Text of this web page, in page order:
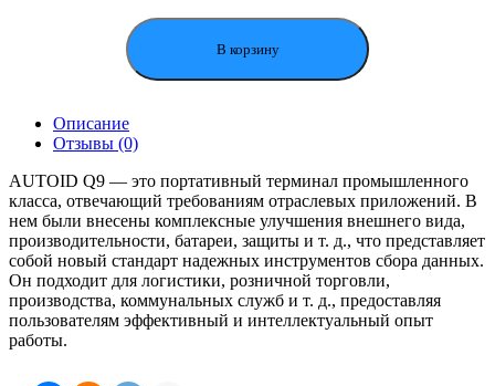
серии
(4/64Gb)
В корзину
Описание
Отзывы (0)
AUTOID Q9 — это портативный терминал промышленного
класса, отвечающий требованиям отраслевых приложений. В
нем были внесены комплексные улучшения внешнего вида,
производительности, батареи, защиты и т. д., что представляет
собой новый стандарт надежных инструментов сбора данных.
Он подходит для логистики, розничной торговли,
производства, коммунальных служб и т. д., предоставляя
пользователям эффективный и интеллектуальный опыт
работы.